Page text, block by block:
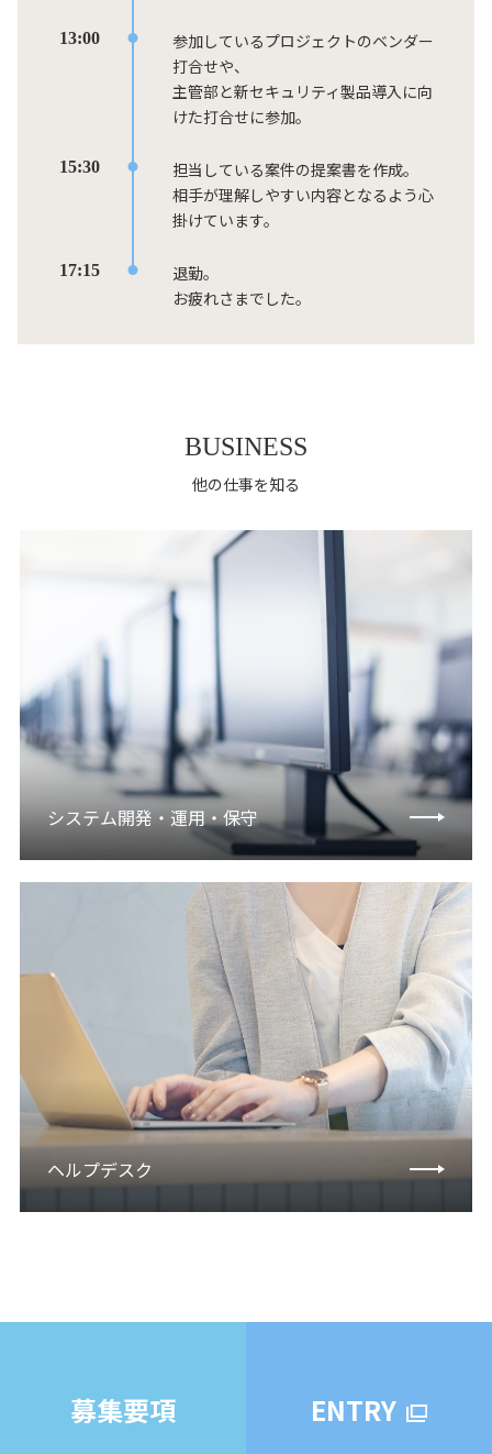
13:00
参加しているプロジェクトのベンダー
打合せや、
主管部と新セキュリティ製品導入に向
けた打合せに参加。
15:30
担当している案件の提案書を作成。
相手が理解しやすい内容となるよう心
掛けています。
17:15
退勤。
お疲れさまでした。
BUSINESS
他の仕事を知る
システム開発・運用・保守
ヘルプデスク
募集要項 ENTRY